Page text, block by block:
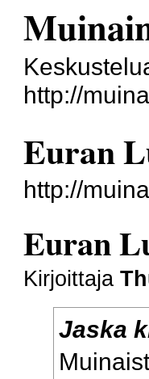
http://
Euran
http://
Euran
Kirjoittaja
Jaska